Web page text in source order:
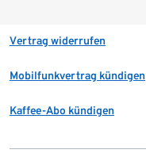
Vertrag widerrufen
Mobilfunkvertrag kündigen
Kaffee-Abo kündigen